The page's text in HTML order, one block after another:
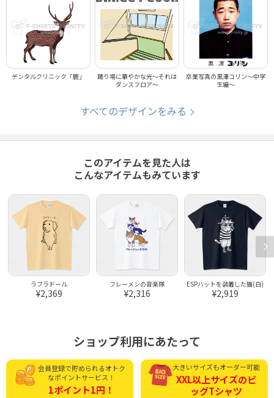
デンタルクリニック「鹿」
踊り場に華やかな光～それは
ダンスフロア～
卒業写真の黒澤コリン～中学
生編～
すべてのデザインをみる
このアイテムを見た人は
こんなアイテムもみています
ラブラドール
¥2,369
フレーメンの音楽隊
¥2,316
ESPハットを装着した猫(白)
¥2,919
ショップ利用にあたって
会員登録で貯められるオトク
なポイントサービス！
1ポイント1円！
大きいサイズもオーダー可能
XXL以上サイズのビ
ッグTシャツ